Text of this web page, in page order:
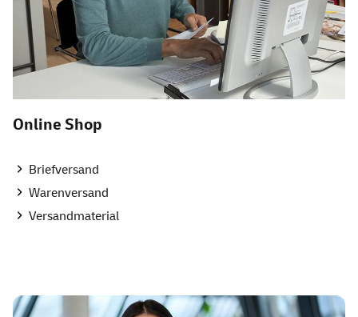
Online Shop
Briefversand
Warenversand
Versandmaterial